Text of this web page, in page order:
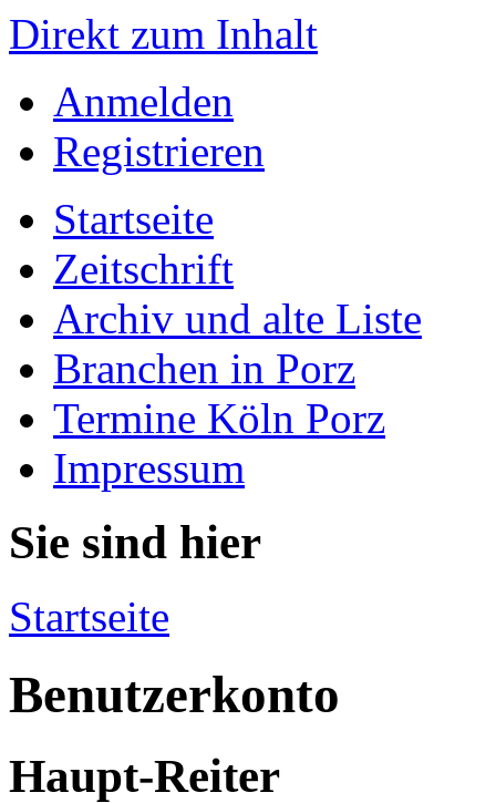
Direkt zum Inhalt
Anmelden
Registrieren
Startseite
Zeitschrift
Archiv und alte Liste
Branchen in Porz
Termine Köln Porz
Impressum
Sie sind hier
Startseite
Benutzerkonto
Haupt-Reiter